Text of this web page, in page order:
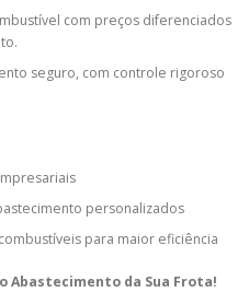
com preços diferenciados
seguro, com controle rigoroso
personalizados
para maior eficiência
Abastecimento da Sua Frota!